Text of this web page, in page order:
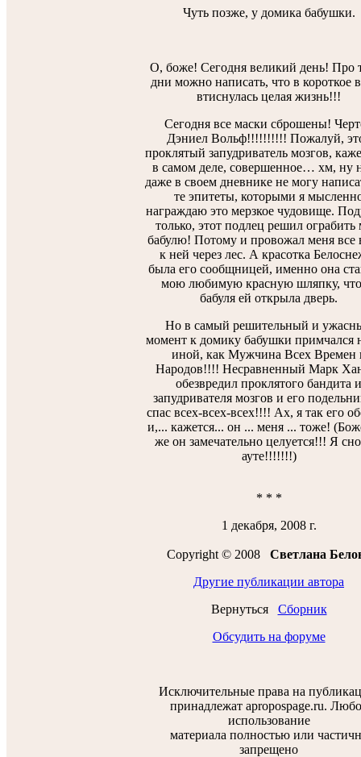
Чуть позже, у домика бабушки.
О, боже! Сегодня великий день! Про
дни можно написать, что в короткое
втиснулась целая жизнь!!!
Сегодня все маски сброшены!
Дэниел Вольф!!!!!!!!!! Пожалуй,
проклятый запудриватель мозгов,
в самом деле, совершенное… хм, ну
даже в своем дневнике не могу
те эпитеты, которыми я
награждаю это мерзкое чудовище.
только, этот подлец решил
бабулю! Потому и провожал меня все
к ней через лес. А красотка
была его сообщницей, именно она
мою любимую красную шляпку,
бабуля ей открыла дверь.
Но в самый решительный и
момент к домику бабушки примчался
иной, как Мужчина Всех Времен
Народов!!!! Несравненный Марк
обезвредил проклятого бандита и
запудривателя мозгов и его
спас всех-всех-всех!!!! Ах, я так его
и,... кажется... он ... меня ... тоже!
же он замечательно целуется!!! Я
ауте!!!!!!!)
* * *
1 декабря, 2008 г.
Copyright © 2008 Светлана
Другие публикации автора
Вернуться Сборник
Обсудить на форуме
Исключительные права на
принадлежат apropospage.ru.
использование
материала полностью или
запрещено